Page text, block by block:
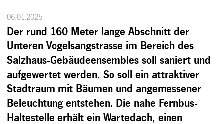
06.01.2025
Der rund 160 Meter lange Abschnitt der
Unteren Vogelsangstrasse im Bereich des
Salzhaus-Gebäudeensembles soll saniert und
aufgewertet werden. So soll ein attraktiver
Stadtraum mit Bäumen und angemessener
Beleuchtung entstehen. Die nahe Fernbus-
Haltestelle erhält ein Wartedach, einen